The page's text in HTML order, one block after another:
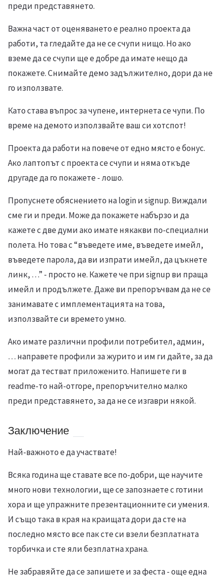
преди представянето.
Важна част от оценяването е реално проекта да
работи, та гледайте да не се счупи нищо. Но ако
вземе да се счупи ще е добре да имате нещо да
покажете. Снимайте демо задължително, дори да не
го използвате.
Като става въпрос за чупене, интернета се чупи. По
време на демото използвайте ваш си хотспот!
Проекта да работи на повече от едно място е бонус.
Ако лаптопът с проекта се счупи и няма откъде
другаде да го покажете - лошо.
Пропуснете обяснението на login и signup. Виждали
сме ги и преди. Може да покажете набързо и да
кажете с две думи ако имате някакви по-специални
полета. Но това с “въведете име, въведете имейл,
въведете парола, да ви изпрати имейл, да цъкнете
линк, …” - просто не. Кажете че при signup ви праща
имейл и продължете. Даже ви препоръчвам да не се
занимавате с имплементацията на това,
използвайте си времето умно.
Ако имате различни профили потребител, админ,
… направете профили за журито и им ги дайте, за да
могат да тестват приложенито. Напишете ги в
readme-то най-отгоре, препоръчително малко
преди представянето, за да не се изгаври някой.
Заключение
Най-важното е да участвате!
Всяка година ще ставате все по-добри, ще научите
много нови технологии, ще се запознаете с готини
хора и ще упражните презентационните си умения.
И също така в края на краищата дори да сте на
последно място все пак сте си взели безплатната
торбичка и сте яли безплатна храна.
Не забравяйте да се запишете и за феста - още една